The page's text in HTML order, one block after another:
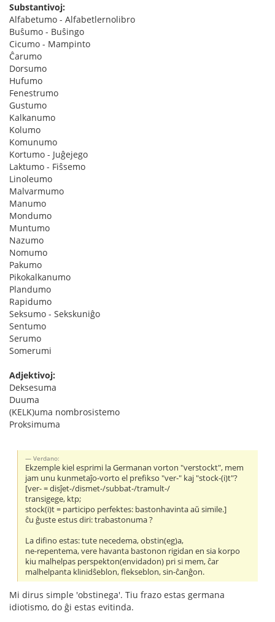
Substantivoj:
Alfabetumo - Alfabetlernolibro
Buŝumo - Buŝingo
Cicumo - Mampinto
Ĉarumo
Dorsumo
Hufumo
Fenestrumo
Gustumo
Kalkanumo
Kolumo
Komunumo
Kortumo - Juĝejego
Laktumo - Fiŝsemo
Linoleumo
Malvarmumo
Manumo
Mondumo
Muntumo
Nazumo
Nomumo
Pakumo
Pikokalkanumo
Plandumo
Rapidumo
Seksumo - Sekskuniĝo
Sentumo
Serumo
Somerumi
Adjektivoj:
Deksesuma
Duuma
(KELK)uma nombrosistemo
Proksimuma
Verdano:
Ekzemple kiel esprimi la Germanan vorton "verstockt", mem
jam unu kunmetaĵo-vorto el prefikso "ver-" kaj "stock-(i)t"?
[ver- = disĵet-/dismet-/subbat-/tramult-/
transigege, ktp;
stock(i)t = participo perfektes: bastonhavinta aŭ simile.]
ĉu ĝuste estus diri: trabastonuma ?
La difino estas: tute necedema, obstin(eg)a,
ne-repentema, vere havanta bastonon rigidan en sia korpo
kiu malhelpas perspekton(envidadon) pri si mem, ĉar
malhelpanta klinidŝeblon, flekseblon, sin-ĉanĝon.
Mi dirus simple 'obstinega'. Tiu frazo estas germana
idiotismo, do ĝi estas evitinda.